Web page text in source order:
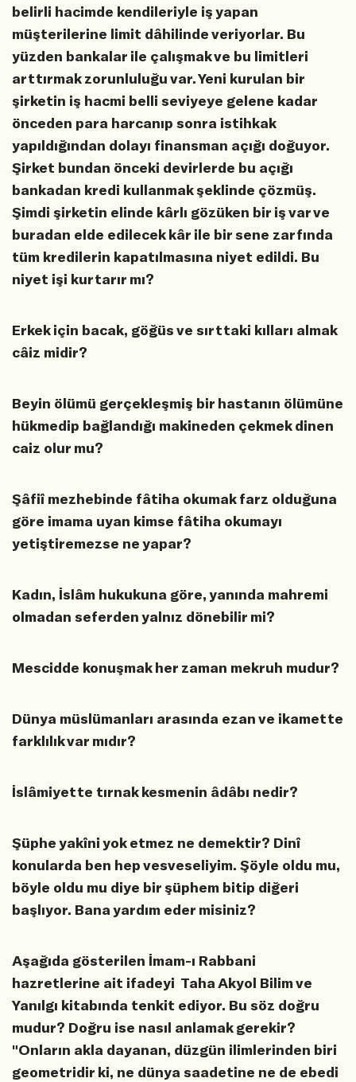
belirli hacimde kendileriyle iş yapan
müşterilerine limit dâhilinde veriyorlar. Bu
yüzden bankalar ile çalışmak ve bu limitleri
arttırmak zorunluluğu var. Yeni kurulan bir
şirketin iş hacmi belli seviyeye gelene kadar
önceden para harcanıp sonra istihkak
yapıldığından dolayı finansman açığı doğuyor.
Şirket bundan önceki devirlerde bu açığı
bankadan kredi kullanmak şeklinde çözmüş.
Şimdi şirketin elinde kârlı gözüken bir iş var ve
buradan elde edilecek kâr ile bir sene zarfında
tüm kredilerin kapatılmasına niyet edildi. Bu
niyet işi kurtarır mı?
Erkek için bacak, göğüs ve sırttaki kılları almak
câiz midir?
Beyin ölümü gerçekleşmiş bir hastanın ölümüne
hükmedip bağlandığı makineden çekmek dinen
caiz olur mu?
Şâfiî mezhebinde fâtiha okumak farz olduğuna
göre imama uyan kimse fâtiha okumayı
yetiştiremezse ne yapar?
Kadın, İslâm hukukuna göre, yanında mahremi
olmadan seferden yalnız dönebilir mi?
Mescidde konuşmak her zaman mekruh mudur?
Dünya müslümanları arasında ezan ve ikamette
farklılık var mıdır?
İslâmiyette tırnak kesmenin âdâbı nedir?
Şüphe yakîni yok etmez ne demektir? Dinî
konularda ben hep vesveseliyim. Şöyle oldu mu,
böyle oldu mu diye bir şüphem bitip diğeri
başlıyor. Bana yardım eder misiniz?
Aşağıda gösterilen İmam-ı Rabbani
hazretlerine ait ifadeyi Taha Akyol Bilim ve
Yanılgı kitabında tenkit ediyor. Bu söz doğru
mudur? Doğru ise nasıl anlamak gerekir?
"Onların akla dayanan, düzgün ilimlerinden biri
geometridir ki, ne dünya saadetine ne de ebedi